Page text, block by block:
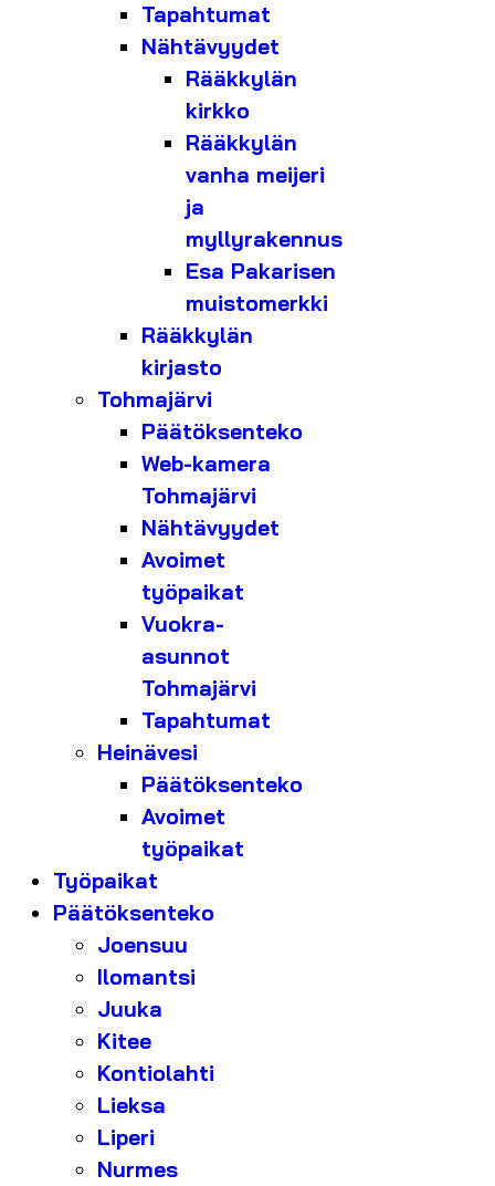
Tapahtumat
Nähtävyydet
Rääkkylän
kirkko
Rääkkylän
vanha meijeri
ja
myllyrakennus
Esa Pakarisen
muistomerkki
Rääkkylän
kirjasto
Tohmajärvi
Päätöksenteko
Web-kamera
Tohmajärvi
Nähtävyydet
Avoimet
työpaikat
Vuokra-
asunnot
Tohmajärvi
Tapahtumat
Heinävesi
Päätöksenteko
Avoimet
työpaikat
Työpaikat
Päätöksenteko
Joensuu
Ilomantsi
Juuka
Kitee
Kontiolahti
Lieksa
Liperi
Nurmes